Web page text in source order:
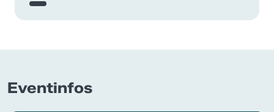
Eventinfos